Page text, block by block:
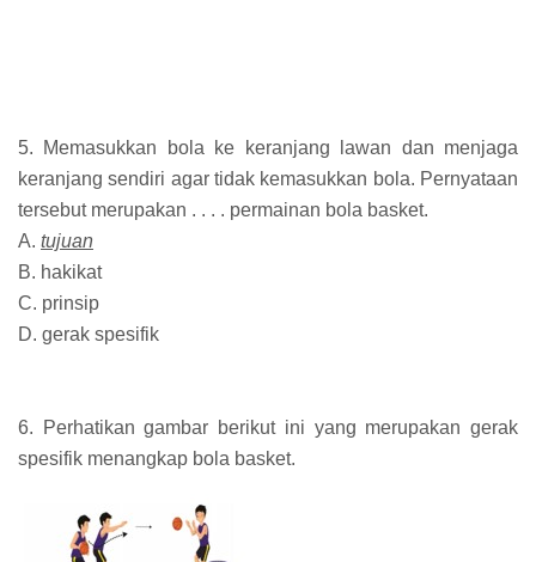
5. Memasukkan bola ke keranjang lawan dan menjaga
keranjang sendiri agar tidak kemasukkan bola. Pernyataan
tersebut merupakan . . . . permainan bola basket.
A. tujuan
B. hakikat
C. prinsip
D. gerak spesifik
6. Perhatikan gambar berikut ini yang merupakan gerak
spesifik menangkap bola basket.